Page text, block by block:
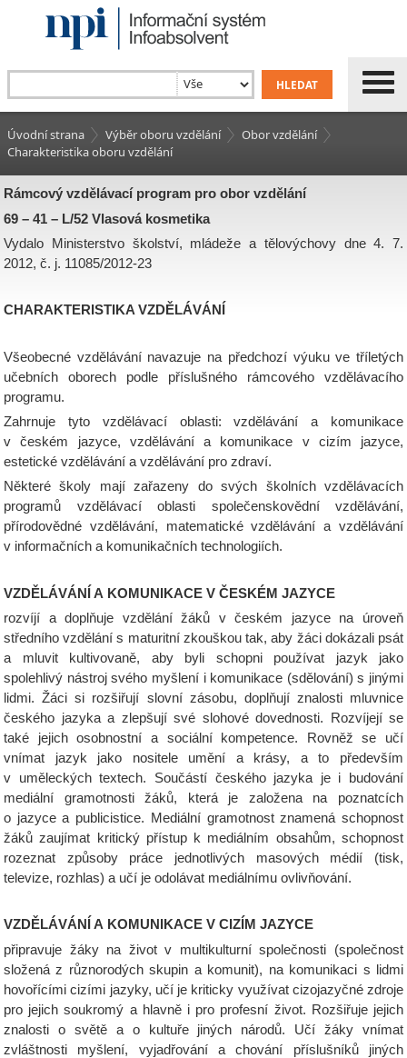
Úvodní strana Výběr oboru vzdělání
Obor vzdělání
Charakteristika oboru vzdělání
Rámcový vzdělávací program pro obor vzdělání
69 – 41 – L/52 Vlasová kosmetika
Vydalo Ministerstvo školství, mládeže a tělovýchovy dne 4. 7.
2012, č. j. 11085/2012-23
CHARAKTERISTIKA VZDĚLÁVÁNÍ
Všeobecné vzdělávání navazuje na předchozí výuku ve tříletých
učebních oborech podle příslušného rámcového vzdělávacího
programu.
Zahrnuje tyto vzdělávací oblasti: vzdělávání a komunikace
v českém jazyce, vzdělávání a komunikace v cizím jazyce,
estetické vzdělávání a vzdělávání pro zdraví.
Některé školy mají zařazeny do svých školních vzdělávacích
programů vzdělávací oblasti společenskovědní vzdělávání,
přírodovědné vzdělávání, matematické vzdělávání a vzdělávání
v informačních a komunikačních technologiích.
VZDĚLÁVÁNÍ A KOMUNIKACE V ČESKÉM JAZYCE
rozvíjí a doplňuje vzdělání žáků v českém jazyce na úroveň
středního vzdělání s maturitní zkouškou tak, aby žáci dokázali psát
a mluvit kultivovaně, aby byli schopni používat jazyk jako
spolehlivý nástroj svého myšlení i komunikace (sdělování) s jinými
lidmi. Žáci si rozšiřují slovní zásobu, doplňují znalosti mluvnice
českého jazyka a zlepšují své slohové dovednosti. Rozvíjejí se
také jejich osobnostní a sociální kompetence. Rovněž se učí
vnímat jazyk jako nositele umění a krásy, a to především
v uměleckých textech. Součástí českého jazyka je i budování
mediální gramotnosti žáků, která je založena na poznatcích
o jazyce a publicistice. Mediální gramotnost znamená schopnost
žáků zaujímat kritický přístup k mediálním obsahům, schopnost
rozeznat způsoby práce jednotlivých masových médií (tisk,
televize, rozhlas) a učí je odolávat mediálnímu ovlivňování.
VZDĚLÁVÁNÍ A KOMUNIKACE V CIZÍM JAZYCE
připravuje žáky na život v multikulturní společnosti (společnost
složená z různorodých skupin a komunit), na komunikaci s lidmi
hovořícími cizími jazyky, učí je kriticky využívat cizojazyčné zdroje
pro jejich soukromý a hlavně i pro profesní život. Rozšiřuje jejich
znalosti o světě a o kultuře jiných národů. Učí žáky vnímat
zvláštnosti myšlení, vyjadřování a chování příslušníků jiných